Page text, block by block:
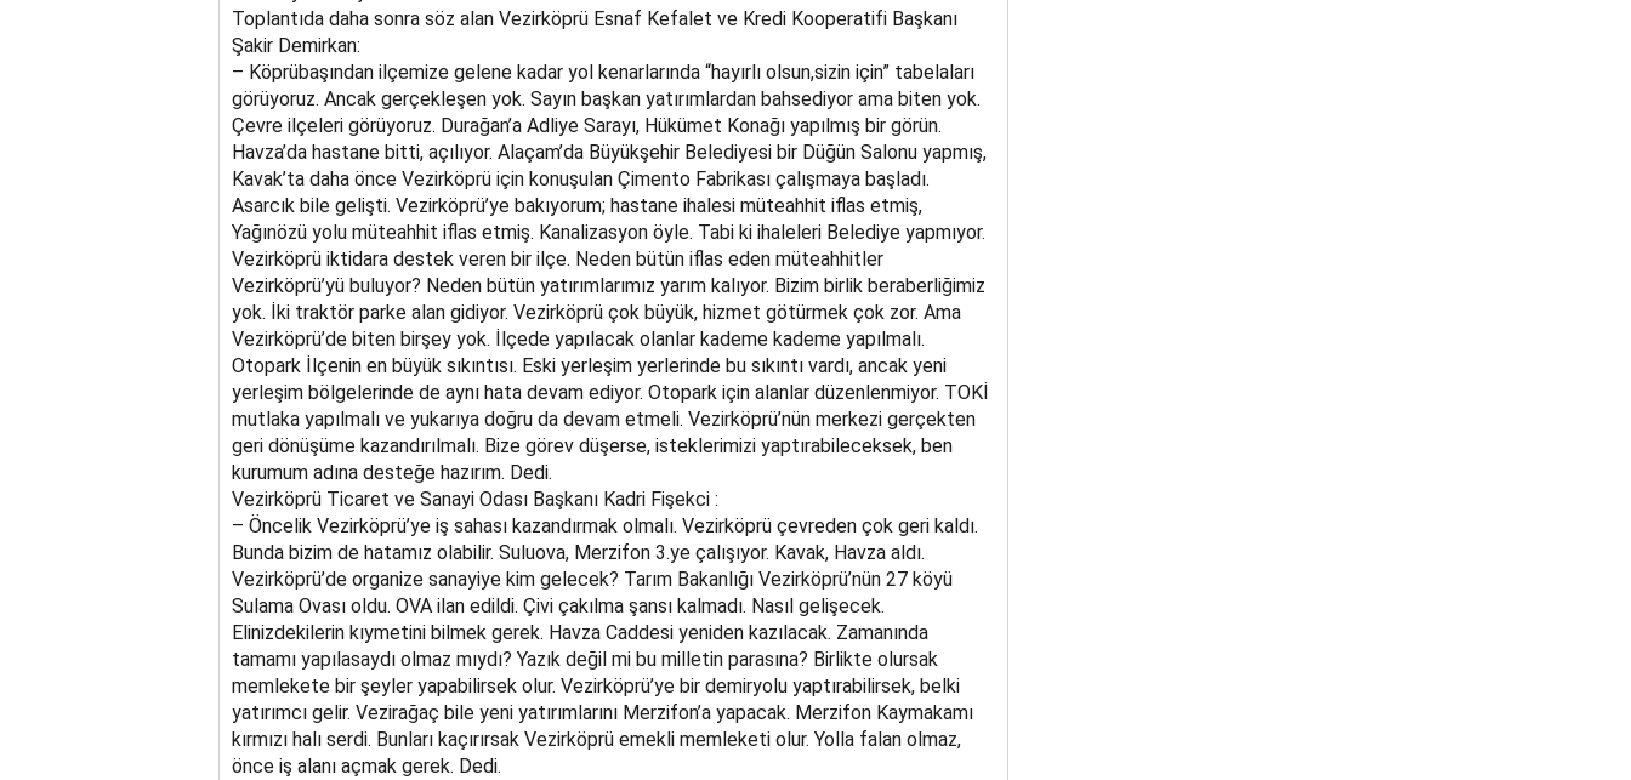
Toplantıda daha sonra söz alan Vezirköprü Esnaf Kefalet ve Kredi Kooperatifi Başkanı
Şakir Demirkan:
– Köprübaşından ilçemize gelene kadar yol kenarlarında “hayırlı olsun,sizin için” tabelaları
görüyoruz. Ancak gerçekleşen yok. Sayın başkan yatırımlardan bahsediyor ama biten yok.
Çevre ilçeleri görüyoruz. Durağan’a Adliye Sarayı, Hükümet Konağı yapılmış bir görün.
Havza’da hastane bitti, açılıyor. Alaçam’da Büyükşehir Belediyesi bir Düğün Salonu yapmış,
Kavak’ta daha önce Vezirköprü için konuşulan Çimento Fabrikası çalışmaya başladı.
Asarcık bile gelişti. Vezirköprü’ye bakıyorum; hastane ihalesi müteahhit iflas etmiş,
Yağınözü yolu müteahhit iflas etmiş. Kanalizasyon öyle. Tabi ki ihaleleri Belediye yapmıyor.
Vezirköprü iktidara destek veren bir ilçe. Neden bütün iflas eden müteahhitler
Vezirköprü’yü buluyor? Neden bütün yatırımlarımız yarım kalıyor. Bizim birlik beraberliğimiz
yok. İki traktör parke alan gidiyor. Vezirköprü çok büyük, hizmet götürmek çok zor. Ama
Vezirköprü’de biten birşey yok. İlçede yapılacak olanlar kademe kademe yapılmalı.
Otopark İlçenin en büyük sıkıntısı. Eski yerleşim yerlerinde bu sıkıntı vardı, ancak yeni
yerleşim bölgelerinde de aynı hata devam ediyor. Otopark için alanlar düzenlenmiyor. TOKİ
mutlaka yapılmalı ve yukarıya doğru da devam etmeli. Vezirköprü’nün merkezi gerçekten
geri dönüşüme kazandırılmalı. Bize görev düşerse, isteklerimizi yaptırabileceksek, ben
kurumum adına desteğe hazırım. Dedi.
Vezirköprü Ticaret ve Sanayi Odası Başkanı Kadri Fişekci :
– Öncelik Vezirköprü’ye iş sahası kazandırmak olmalı. Vezirköprü çevreden çok geri kaldı.
Bunda bizim de hatamız olabilir. Suluova, Merzifon 3.ye çalışıyor. Kavak, Havza aldı.
Vezirköprü’de organize sanayiye kim gelecek? Tarım Bakanlığı Vezirköprü’nün 27 köyü
Sulama Ovası oldu. OVA ilan edildi. Çivi çakılma şansı kalmadı. Nasıl gelişecek.
Elinizdekilerin kıymetini bilmek gerek. Havza Caddesi yeniden kazılacak. Zamanında
tamamı yapılasaydı olmaz mıydı? Yazık değil mi bu milletin parasına? Birlikte olursak
memlekete bir şeyler yapabilirsek olur. Vezirköprü’ye bir demiryolu yaptırabilirsek, belki
yatırımcı gelir. Vezirağaç bile yeni yatırımlarını Merzifon’a yapacak. Merzifon Kaymakamı
kırmızı halı serdi. Bunları kaçırırsak Vezirköprü emekli memleketi olur. Yolla falan olmaz,
önce iş alanı açmak gerek. Dedi.